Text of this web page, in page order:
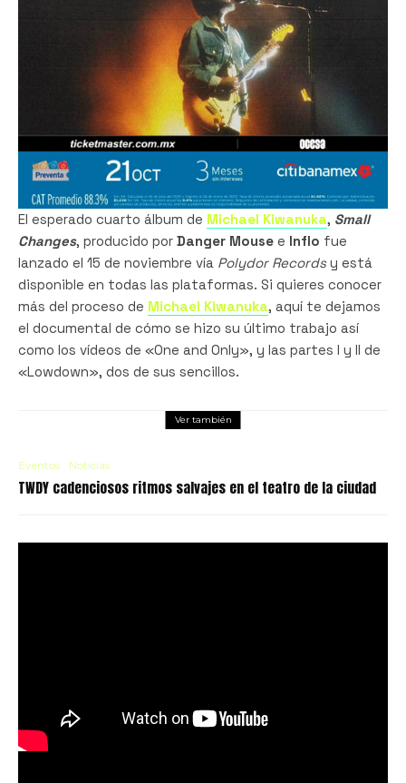
El esperado cuarto álbum de Michael Kiwanuka, Small
Changes, producido por Danger Mouse e Inflo fue
lanzado el 15 de noviembre vía Polydor Recordsy está
disponible en todas las plataformas. Si quieres conocer
más del proceso de Michael Kiwanuka, aquí te dejamos
el documental de cómo se hizo su último trabajo así
como los vídeos de «One and Only», y las partes I y II de
«Lowdown», dos de sus sencillos.
Ver también
Eventos Noticias
TWDY cadenciosos ritmos salvajes en el teatro de la ciudad